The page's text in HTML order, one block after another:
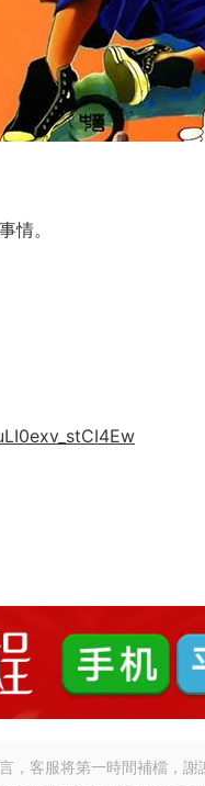
情。
，客服将第一時間補檔，